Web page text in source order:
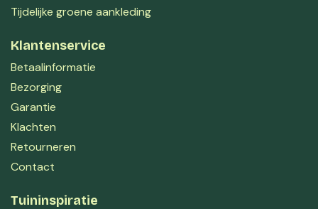
Tijdelijke groene aankleding
Klantenservice
Betaalinformatie
Bezorging
Garantie
Klachten
Retourneren
Contact
Tuininspiratie